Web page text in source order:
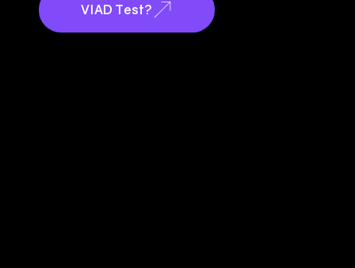
VIAD Test?